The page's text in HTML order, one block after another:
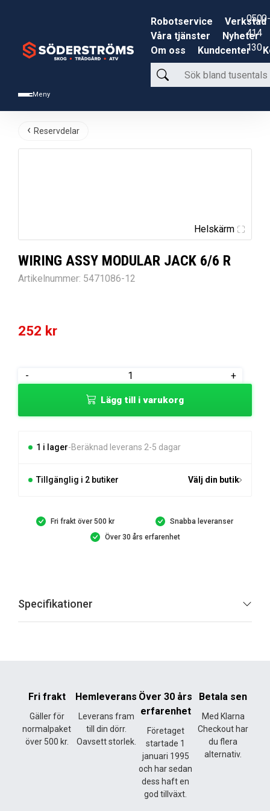
Meny
Robotservice
Verkstad
Våra tjänster
Nyheter
Om oss
Kundcenter
Sök
bland
produkter
0500-
414
130
Reservdelar
Helskärm
WIRING ASSY MODULAR JACK 6/6 R
Artikelnummer: 5471086-12
252 kr
-
WIRING
JACK
+
Lägg till i varukorg
1 i lager Beräknad leverans 2-5 dagar
Tillgänglig i 2 butiker Välj din butik
Fri frakt över 500 kr
Snabba leveranser
Över 30 års erfarenhet
Specifikationer
Fri frakt
Gäller för
normalpaket
över 500 kr.
Hemleverans
Leverans fram
till din dörr.
Oavsett storlek.
Över 30 års
erfarenhet
Företaget
startade 1
januari 1995
och har sedan
dess haft en
god tillväxt.
Betala sen
Med Klarna
Checkout har
du flera
alternativ.